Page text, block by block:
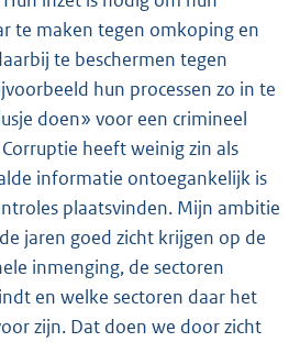
te maken tegen omkoping en
te beschermen tegen
hun processen zo in te
doen» voor een crimineel
heeft weinig zin als
informatie ontoegankelijk is
plaatsvinden. Mijn ambitie
jaren goed zicht krijgen op de
inmenging, de sectoren
en welke sectoren daar het
zijn. Dat doen we door zicht